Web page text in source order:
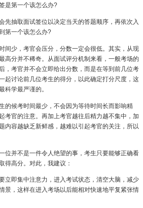
第一个该怎么办?
抽取面试签位以决定当天的答题顺序，再依次入
第一个该怎么办?
少，考官会压分，分数一定会很低。其实，从现
高分并不稀奇。从面试评分机制来看，一般考场的
，考官并不会立即给出分数，而是在等到前几位考
起讨论前几位考生的得分，以此确定打分尺度，这
科学最严谨的。
候考时间最少，不会因为等待时间长而影响精
考官的注意。再加上考官越往后精力越不集中，加
内容越缺乏新鲜感，越难以引起考官的关注，所以
并不是一件令人绝望的事，考生只要能够正确看
得高分。对此，我建议：
即集中注意力，进入考试状态，清空大脑，减少
景，这样在进入考场以后能相对快速地平复紧张情